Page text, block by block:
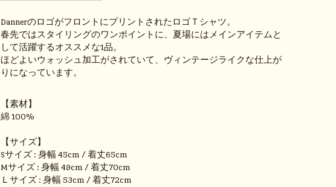
DannerのロゴがフロントにプリントされたロゴＴシャツ。
春先ではスタイリングのワンポイントに、夏場にはメインアイテムと
して活躍するオススメな1品。
ほどよいウォッシュ加工がされていて、ヴィンテージライクな仕上が
りになっています。
【素材】
綿 100%
【サイズ】
Sサイズ : 身幅 45cm / 着丈65cm
Mサイズ : 身幅 49cm / 着丈70cm
Ｌサイズ : 身幅 53cm / 着丈72cm